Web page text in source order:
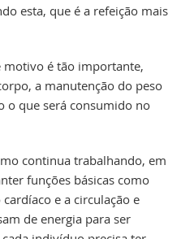
esta, que é a refeição mais
motivo é tão importante,
a manutenção do peso
o que será consumido no
continua trabalhando, em
funções básicas como
e a circulação e
de energia para ser